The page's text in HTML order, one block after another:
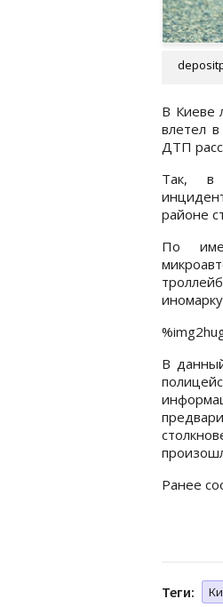
В Киеве
влетел
ДТП
Так, в
районе
По
В
Ранее
Теги: